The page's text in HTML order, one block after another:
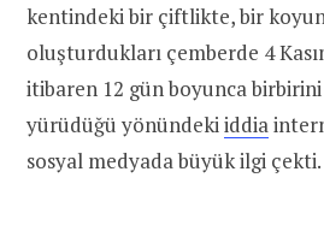
kentindeki bir çiftlikte, bir
oluşturdukları çemberde 4
itibaren 12 gün boyunca
yürüdüğü yönündekiiddia
sosyal medyada büyük ilgi çekti.